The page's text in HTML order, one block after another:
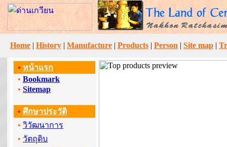
Home | History | Manufacture | Products | Person | Site map |
• หน้าแรก
• Bookmark
• Sitemap
• ศึกษาประวัติ
• วิวัฒนาการ
• วัตถุดิบ